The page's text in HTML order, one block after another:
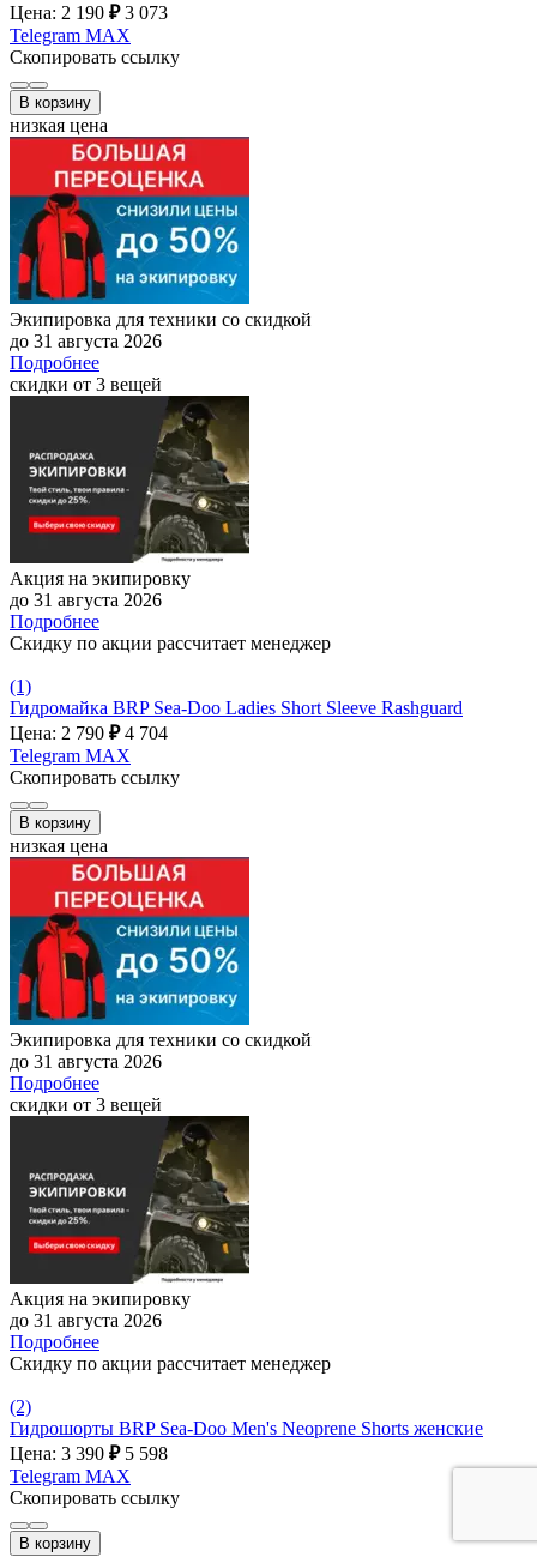
Цена: 2 190 ₽ 3 073
Telegram MAX
Скопировать ссылку
В корзину
низкая цена
Экипировка для техники со скидкой
до 31 августа 2026
Подробнее
скидки от 3 вещей
Акция на экипировку
до 31 августа 2026
Подробнее
Скидку по акции рассчитает менеджер
(1)
Гидромайка BRP Sea-Doo Ladies Short Sleeve Rashguard
Цена: 2 790 ₽ 4 704
Telegram MAX
Скопировать ссылку
В корзину
низкая цена
Экипировка для техники со скидкой
до 31 августа 2026
Подробнее
скидки от 3 вещей
Акция на экипировку
до 31 августа 2026
Подробнее
Скидку по акции рассчитает менеджер
(2)
Гидрошорты BRP Sea-Doo Men's Neoprene Shorts женские
Цена: 3 390 ₽ 5 598
Telegram MAX
Скопировать ссылку
В корзину